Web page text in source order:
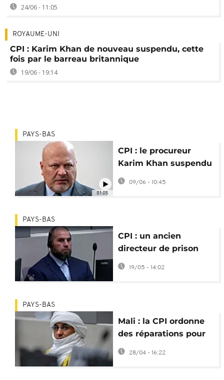
24/06 - 11:05
ROYAUME-UNI
CPI : Karim Khan de nouveau suspendu, cette
fois par le barreau britannique
19/06 - 19:14
01:08
PAYS-BAS
CPI : le procureur
Karim Khan suspendu
pour agression
sexuelle
09/06 - 10:45
PAYS-BAS
CPI : un ancien
directeur de prison
libyen mis en
accusation
19/05 - 14:02
PAYS-BAS
Mali : la CPI ordonne
des réparations pour
les atrocités à
28/04 - 16:22